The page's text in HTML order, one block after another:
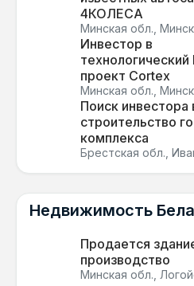
4КОЛЕСА
Минская обл., Минск
Инвестор в
технологический
проект Cortex
Минская обл., Минск
Поиск инвестора
строительство
комплекса
Брестская обл.,
Недвижимость
Продается
производство
Минская обл.,